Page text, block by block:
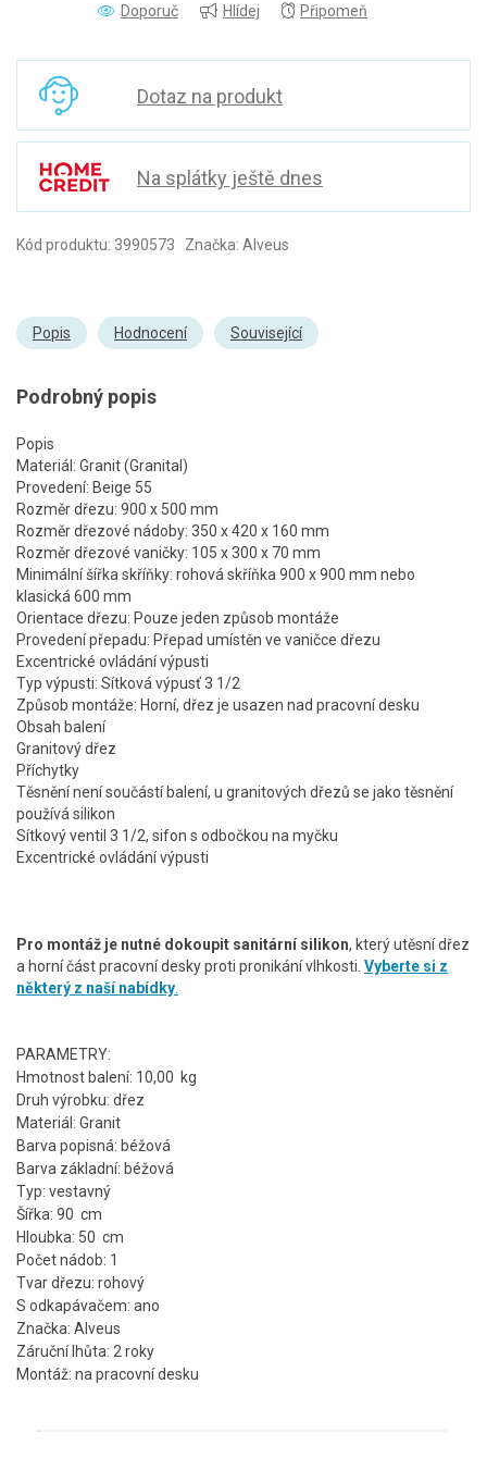
Doporuč
Hlídej Připomeň
Dotaz na produkt
Na splátky ještě dnes
Kód produktu: 3990573 Značka: Alveus
Popis Hodnocení Související
Podrobný popis
Popis
Materiál: Granit (Granital)
Provedení: Beige 55
Rozměr dřezu: 900 x 500 mm
Rozměr dřezové nádoby: 350 x 420 x 160 mm
Rozměr dřezové vaničky: 105 x 300 x 70 mm
Minimální šířka skříňky: rohová skříňka 900 x 900 mm nebo
klasická 600 mm
Orientace dřezu: Pouze jeden způsob montáže
Provedení přepadu: Přepad umístěn ve vaničce dřezu
Excentrické ovládání výpusti
Typ výpusti: Sítková výpusť 3 1/2
Způsob montáže: Horní, dřez je usazen nad pracovní desku
Obsah balení
Granitový dřez
Příchytky
Těsnění není součástí balení, u granitových dřezů se jako těsnění
používá silikon
Sítkový ventil 3 1/2, sifon s odbočkou na myčku
Excentrické ovládání výpusti
Pro montáž je nutné dokoupit sanitární silikon, který utěsní dřez
a horní část pracovní desky proti pronikání vlhkosti. Vyberte si z
některý z naší nabídky
PARAMETRY:
Hmotnost balení: 10,00 kg
Druh výrobku: dřez
Materiál: Granit
Barva popisná: béžová
Barva základní: béžová
Typ: vestavný
Šířka: 90 cm
Hloubka: 50 cm
Počet nádob: 1
Tvar dřezu: rohový
S odkapávačem: ano
Značka: Alveus
Záruční lhůta: 2 roky
Montáž: na pracovní desku